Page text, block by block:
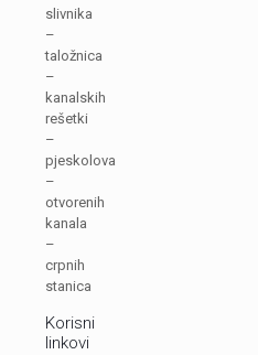
slivnika
–
taložnica
–
kanalskih
rešetki
–
pjeskolova
–
otvorenih
kanala
–
crpnih
stanica
Korisni
linkovi